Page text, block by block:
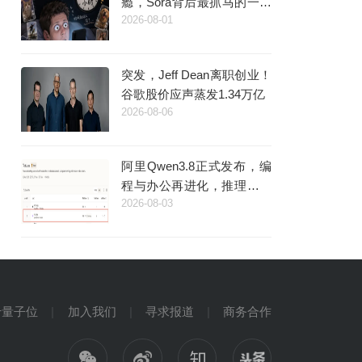
来了
2026-08-01
突发，Jeff Dean离职创业！
谷歌股价应声蒸发1.34万亿
2026-08-06
阿里Qwen3.8正式发布，编
程与办公再进化，推理更快
更稳定
2026-08-03
子位 加入我们 寻求报道 商务合作